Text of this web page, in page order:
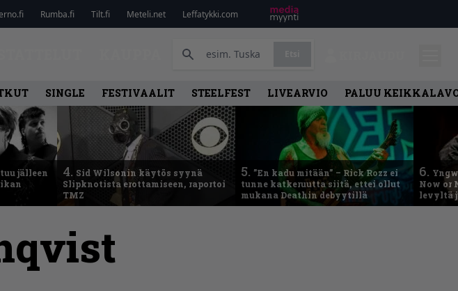
Rumba.fi Tilt.fi Meteli.net Leffatykki.com
SINGLE FESTIVAALIT STEELFEST LIVEARVIO PALUU
jälleen
4. Sid Wilsonin käytös syynä
Slipknotista erottamiseen, raportoi
TMZ
5. ”En kadu mitään” – Rick Rozz ei
tunne katkeruutta siitä, ettei ollut
mukana Deathin debyytillä
6.
Now or
levyltä